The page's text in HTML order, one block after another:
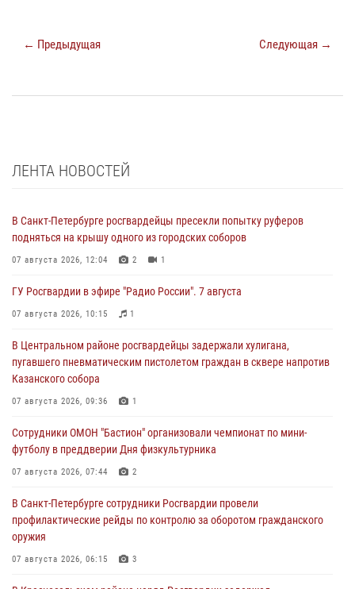
← Предыдущая Следующая →
ЛЕНТА НОВОСТЕЙ
В Санкт-Петербурге росгвардейцы пресекли попытку руферов
подняться на крышу одного из городских соборов
07 августа 2026, 12:04 2 1
ГУ Росгвардии в эфире "Радио России". 7 августа
07 августа 2026, 10:15 1
В Центральном районе росгвардейцы задержали хулигана,
пугавшего пневматическим пистолетом граждан в сквере напротив
Казанского собора
07 августа 2026, 09:36 1
Сотрудники ОМОН "Бастион" организовали чемпионат по мини-
футболу в преддверии Дня физкультурника
07 августа 2026, 07:44 2
В Санкт-Петербурге сотрудники Росгвардии провели
профилактические рейды по контролю за оборотом гражданского
оружия
07 августа 2026, 06:15 3